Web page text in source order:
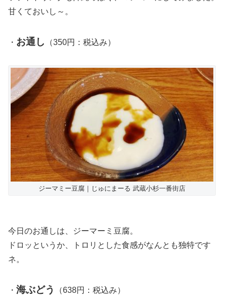
甘くておいし～。
・ お通し （350円：税込み）
ジーマミー豆腐｜じゅにまーる 武蔵小杉一番街店
今日のお通しは、ジーマーミ豆腐。
ドロッというか、トロリとした食感がなんとも独特です
ネ。
・ 海ぶどう （638円：税込み）